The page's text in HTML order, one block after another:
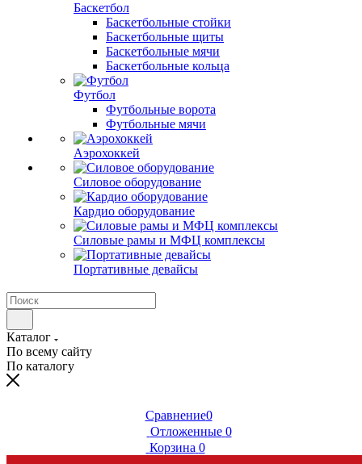
Баскетбол
Баскетбольные стойки
Баскетбольные щиты
Баскетбольные мячи
Баскетбольные кольца
Футбол
Футбольные ворота
Футбольные мячи
Аэрохоккей
Силовое оборудование
Кардио оборудование
Силовые рамы и МФЦ комплексы
Портативные девайсы
Каталог
По всему сайту
По каталогу
Сравнение0
Отложенные 0
Корзина 0